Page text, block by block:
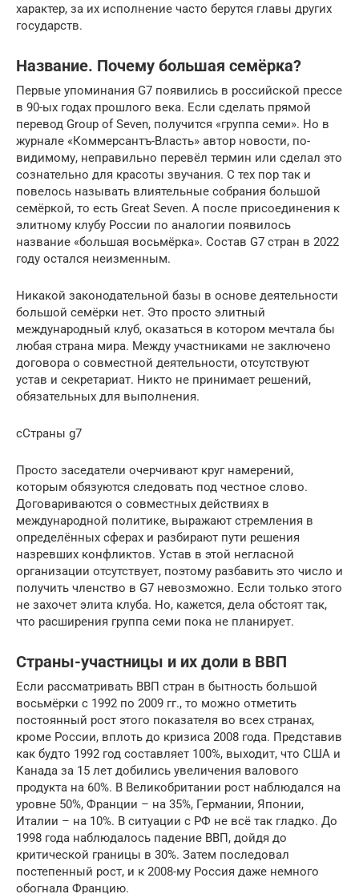
характер, за их исполнение часто берутся главы других
государств.
Название. Почему большая семёрка?
Первые упоминания G7 появились в российской прессе
в 90-ых годах прошлого века. Если сделать прямой
перевод Group of Seven, получится «группа семи». Но в
журнале «Коммерсантъ-Власть» автор новости, по-
видимому, неправильно перевёл термин или сделал это
сознательно для красоты звучания. С тех пор так и
повелось называть влиятельные собрания большой
семёркой, то есть Great Seven. А после присоединения к
элитному клубу России по аналогии появилось
название «большая восьмёрка». Состав G7 стран в 2022
году остался неизменным.
Никакой законодательной базы в основе деятельности
большой семёрки нет. Это просто элитный
международный клуб, оказаться в котором мечтала бы
любая страна мира. Между участниками не заключено
договора о совместной деятельности, отсутствуют
устав и секретариат. Никто не принимает решений,
обязательных для выполнения.
сCтраны g7
Просто заседатели очерчивают круг намерений,
которым обязуются следовать под честное слово.
Договариваются о совместных действиях в
международной политике, выражают стремления в
определённых сферах и разбирают пути решения
назревших конфликтов. Устав в этой негласной
организации отсутствует, поэтому разбавить это число и
получить членство в G7 невозможно. Если только этого
не захочет элита клуба. Но, кажется, дела обстоят так,
что расширения группа семи пока не планирует.
Страны-участницы и их доли в ВВП
Если рассматривать ВВП стран в бытность большой
восьмёрки с 1992 по 2009 гг., то можно отметить
постоянный рост этого показателя во всех странах,
кроме России, вплоть до кризиса 2008 года. Представив
как будто 1992 год составляет 100%, выходит, что США и
Канада за 15 лет добились увеличения валового
продукта на 60%. В Великобритании рост наблюдался на
уровне 50%, Франции – на 35%, Германии, Японии,
Италии – на 10%. В ситуации с РФ не всё так гладко. До
1998 года наблюдалось падение ВВП, дойдя до
критической границы в 30%. Затем последовал
постепенный рост, и к 2008-му Россия даже немного
обогнала Францию.